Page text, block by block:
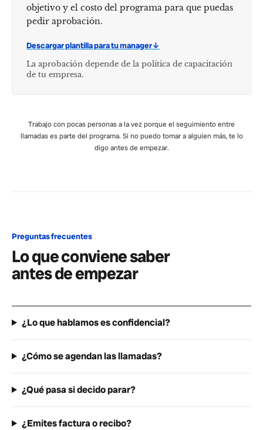
objetivo y el costo del programa para que puedas
pedir aprobación.
Descargar plantilla para tu manager↓
La aprobación depende de la política de capacitación
de tu empresa.
Trabajo con pocas personas a la vez porque el seguimiento entre
llamadas es parte del programa. Si no puedo tomar a alguien más, te lo
digo antes de empezar.
Preguntas frecuentes
Lo que conviene saber
antes de empezar
¿Lo que hablamos es confidencial?
¿Cómo se agendan las llamadas?
¿Qué pasa si decido parar?
¿Emites factura o recibo?